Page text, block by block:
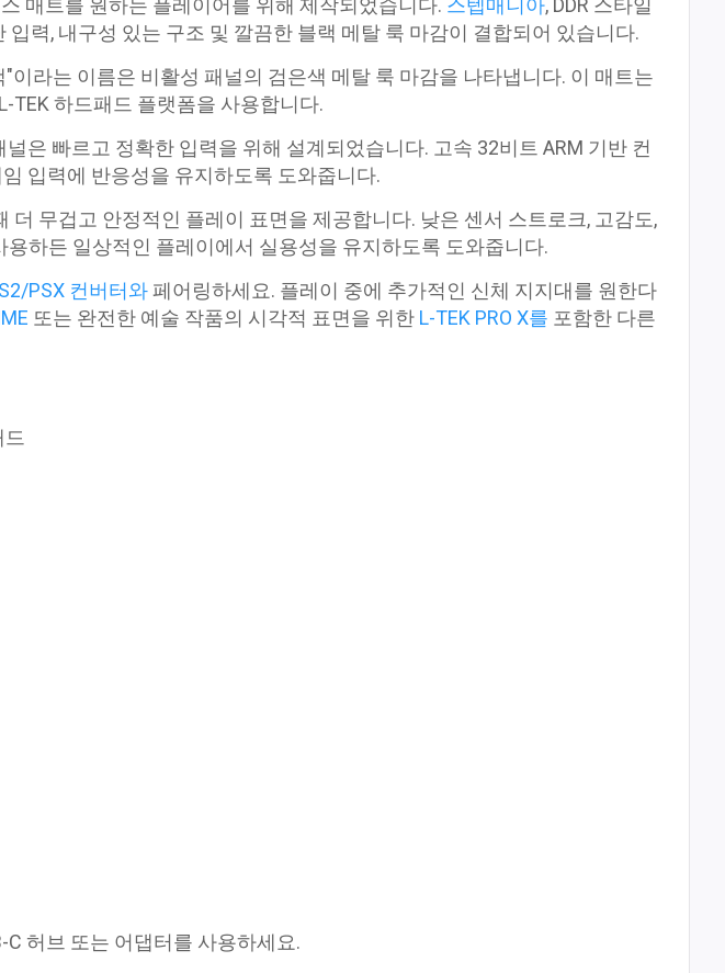
매트를 원하는 플레이어를 위해 제작되었습니다. 스텝매니아, DDR 스타일
력, 내구성 있는 구조 및 깔끔한 블랙 메탈 룩 마감이 결합되어 있습니다.
이라는 이름은 비활성 패널의 검은색 메탈 룩 마감을 나타냅니다. 이 매트는
TEK 하드패드 플랫폼을 사용합니다.
은 빠르고 정확한 입력을 위해 설계되었습니다. 고속 32비트 ARM 기반 컨
입력에 반응성을 유지하도록 도와줍니다.
무겁고 안정적인 플레이 표면을 제공합니다. 낮은 센서 스트로크, 고감도,
하든 일상적인 플레이에서 실용성을 유지하도록 도와줍니다.
PSX 컨버터와페어링하세요. 플레이 중에 추가적인 신체 지지대를 원한다
또는 완전한 예술 작품의 시각적 표면을 위한 L-TEK PRO X를 포함한 다른
C 허브 또는 어댑터를 사용하세요.